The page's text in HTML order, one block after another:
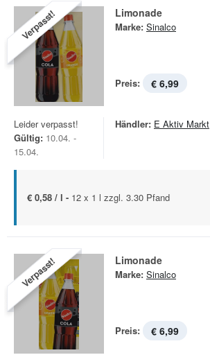
Verpasst! Limonade
Marke: Sinalco
Preis: € 6,99
Leider verpasst!
Gültig: 10.04. -
15.04.
Händler: E Aktiv Markt
€ 0,58 / l - 12 x 1 l zzgl. 3.30 Pfand
Verpasst! Limonade
Marke: Sinalco
Preis: € 6,99